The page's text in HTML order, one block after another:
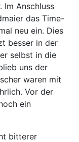
Im Anschluss
das Time-
neu ein. Dies
besser in der
selbst in die
uns der
waren mit
Vor der
ein
bitterer